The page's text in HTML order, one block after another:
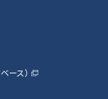
ース）